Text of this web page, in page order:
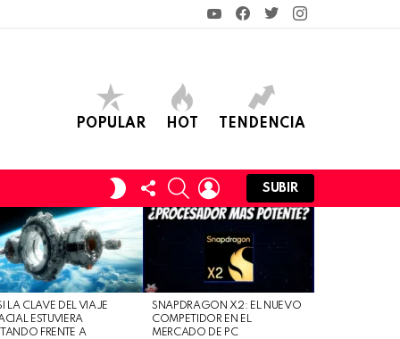
YouTubeFacebook
TwitterInstagram
POPULAR HOT TENDENCIA
SWITCH
SKIN
FOLLOW
US
SEARCHLOGIN
SUBIR
LA CLAVE DEL VIAJE
ESTUVIERA
FRENTE A
SNAPDRAGON X2: EL NUEVO
COMPETIDOR EN EL
MERCADO DE PC